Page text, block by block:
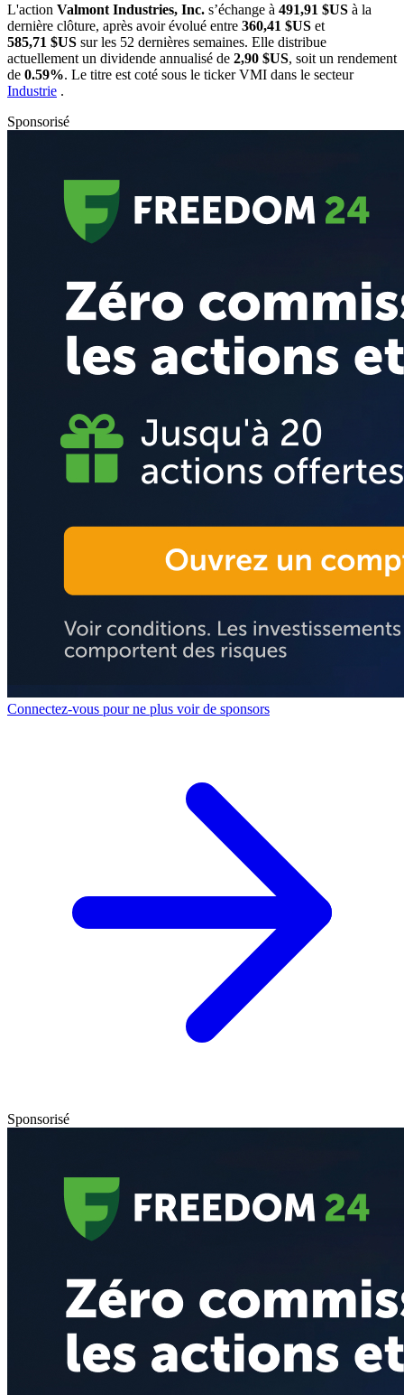
L'action Valmont Industries, Inc. s’échange à 491,91 $US à la
dernière clôture, après avoir évolué entre 360,41 $US et
585,71 $US sur les 52 dernières semaines. Elle distribue
actuellement un dividende annualisé de 2,90 $US, soit un rendement
de 0.59%. Le titre est coté sous le tickerVMI dans le secteur
Industrie .
Sponsorisé
Connectez-vous pour ne plus voir de sponsors
Sponsorisé